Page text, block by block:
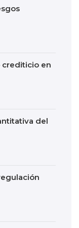
crediticio en
del